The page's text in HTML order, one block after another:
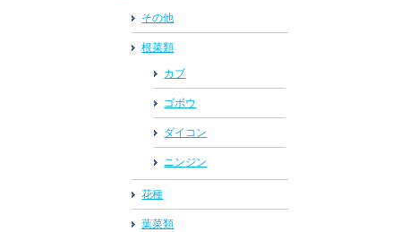
その他
根菜類
カブ
ゴボウ
ダイコン
ニンジン
花種
葉菜類